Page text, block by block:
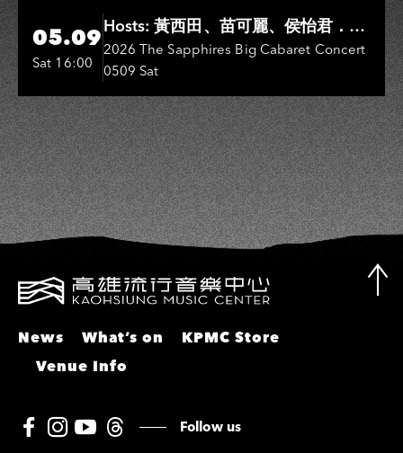
瑤
Hi-Ing Music Hall
05.09
Sat 16:00
Hosts: 黃西田、苗可麗、侯怡君．
Entertainers: 葉啟田、鳥來嬤-吳
敏、張秀卿、王彩樺、吳淑敏、施文
彬、邵大倫、曹雅雯、陳孟賢、黃露
瑤
2026 The Sapphires Big Cabaret Concert
0509 Sat
News What’s on
KPMC Store
Venue Info
Follow us